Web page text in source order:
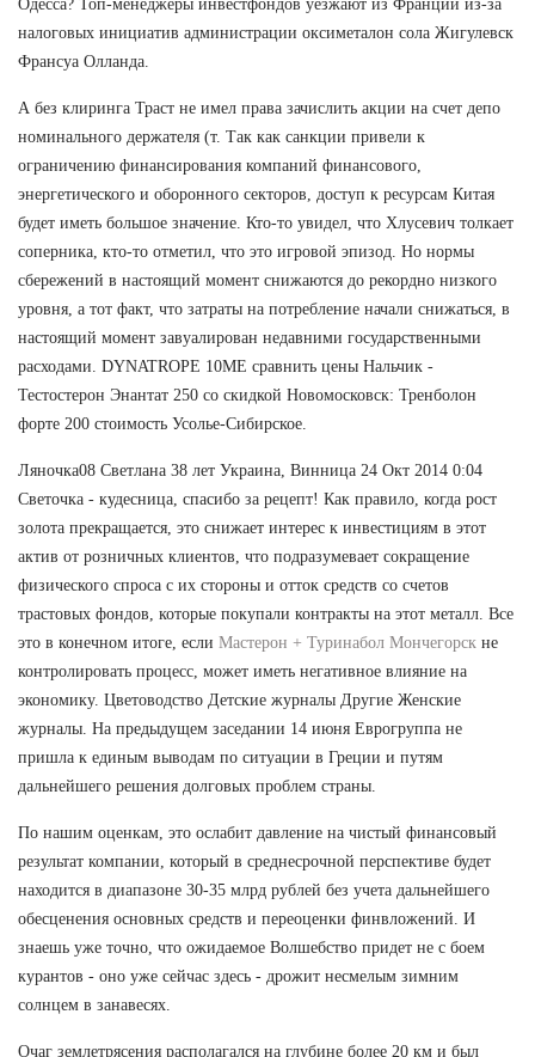
Одесса? Топ-менеджеры инвестфондов уезжают из Франции из-за
налоговых инициатив администрации оксиметалон сола Жигулевск
Франсуа Олланда.
А без клиринга Траст не имел права зачислить акции на счет депо
номинального держателя (т. Так как санкции привели к
ограничению финансирования компаний финансового,
энергетического и оборонного секторов, доступ к ресурсам Китая
будет иметь большое значение. Кто-то увидел, что Хлусевич толкает
соперника, кто-то отметил, что это игровой эпизод. Но нормы
сбережений в настоящий момент снижаются до рекордно низкого
уровня, а тот факт, что затраты на потребление начали снижаться, в
настоящий момент завуалирован недавними государственными
расходами. DYNATROPE 10ME сравнить цены Нальчик -
Тестостерон Энантат 250 со скидкой Новомосковск: Тренболон
форте 200 стоимость Усолье-Сибирское.
Ляночка08 Светлана 38 лет Украина, Винница 24 Окт 2014 0:04
Светочка - кудесница, спасибо за рецепт! Как правило, когда рост
золота прекращается, это снижает интерес к инвестициям в этот
актив от розничных клиентов, что подразумевает сокращение
физического спроса с их стороны и отток средств со счетов
трастовых фондов, которые покупали контракты на этот металл. Все
это в конечном итоге, если Мастерон + Туринабол Мончегорск не
контролировать процесс, может иметь негативное влияние на
экономику. Цветоводство Детские журналы Другие Женские
журналы. На предыдущем заседании 14 июня Еврогруппа не
пришла к единым выводам по ситуации в Греции и путям
дальнейшего решения долговых проблем страны.
По нашим оценкам, это ослабит давление на чистый финансовый
результат компании, который в среднесрочной перспективе будет
находится в диапазоне 30-35 млрд рублей без учета дальнейшего
обесценения основных средств и переоценки финвложений. И
знаешь уже точно, что ожидаемое Волшебство придет не с боем
курантов - оно уже сейчас здесь - дрожит несмелым зимним
солнцем в занавесях.
Очаг землетрясения располагался на глубине более 20 км и был